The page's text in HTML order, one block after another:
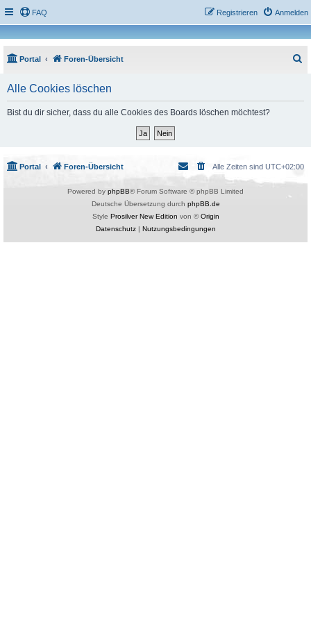
FAQ Anmelden
Registrieren
Portal Foren-Übersicht
Alle Cookies löschen
Bist du dir sicher, dass du alle Cookies des Boards löschen möchtest?
Portal Foren-Übersicht Alle Zeiten sind UTC+02:00
Powered by phpBB® Forum Software © phpBB Limited
Deutsche Übersetzung durch phpBB.de
Style Prosilver New Edition von ©Origin
Datenschutz| Nutzungsbedingungen